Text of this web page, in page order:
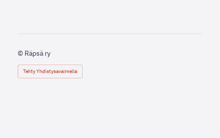
© Räpsä ry
Tehty Yhdistysavaimella